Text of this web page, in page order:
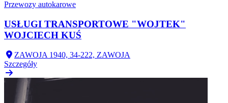
Przewozy autokarowe
USŁUGI TRANSPORTOWE "WOJTEK"
WOJCIECH KUŚ
ZAWOJA 1940, 34-222, ZAWOJA
Szczegóły